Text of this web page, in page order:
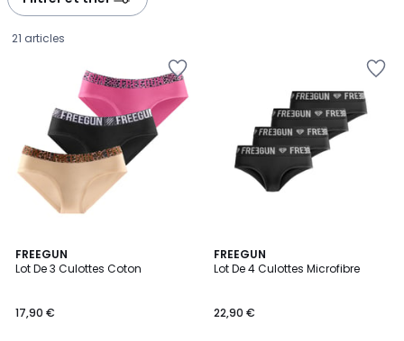
21 articles
FREEGUN
Lot De 3 Culottes Coton
€.
17,90 €
FREEGUN
Lot De 4 Culottes Microfibre
22,90 €